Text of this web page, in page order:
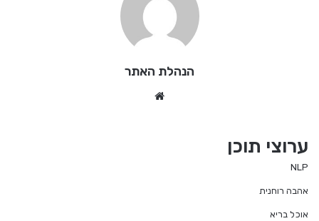
הנהלת האתר
ערוצי תוכן
NLP
אהבה רוחנית
אוכל בריא